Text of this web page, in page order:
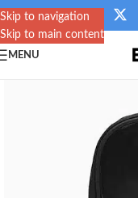
Skip to navigation
Skip to main content
MENU